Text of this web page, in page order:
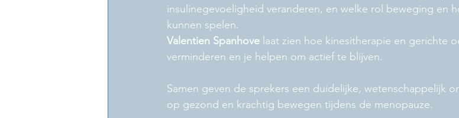
insulinegevoeligheid veranderen, en welke rol beweging en
kunnen spelen.
Valentien Spanhove laat zien hoe kinesitherapie en gerichte
verminderen en je helpen om actief te blijven.
Samen geven de sprekers een duidelijke, wetenschappelijk
op gezond en krachtig bewegen tijdens de menopauze.